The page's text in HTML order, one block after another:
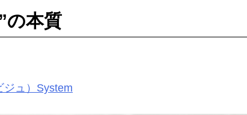
の本質
ジュ）System